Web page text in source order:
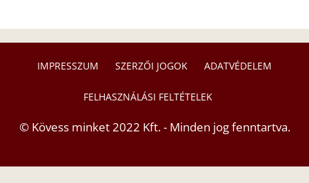
IMPRESSZUM SZERZŐI JOGOK ADATVÉDELEM
FELHASZNÁLÁSI FELTÉTELEK
© Kövess minket 2022 Kft. - Minden jog fenntartva.